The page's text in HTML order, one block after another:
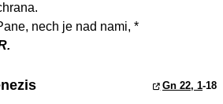
nech je nad nami, *
Gn 22, 1-18